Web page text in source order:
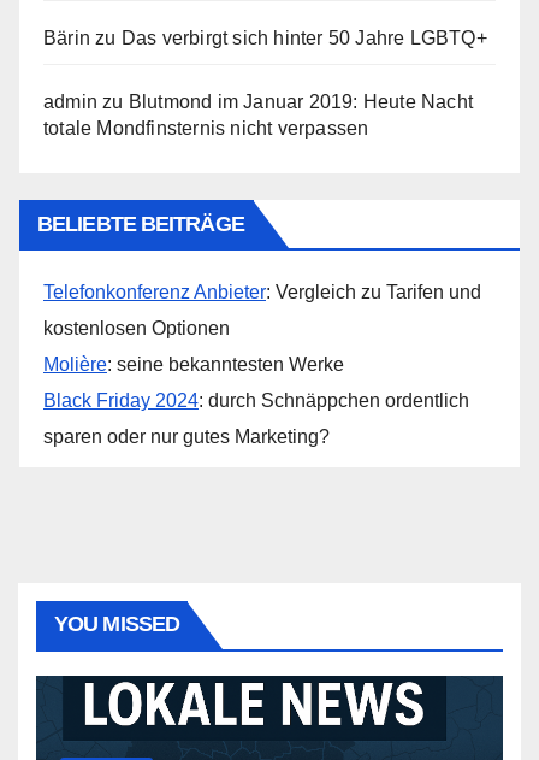
Bärin zu Das verbirgt sich hinter 50 Jahre LGBTQ+
admin zu Blutmond im Januar 2019: Heute Nacht
totale Mondfinsternis nicht verpassen
BELIEBTE BEITRÄGE
Telefonkonferenz Anbieter: Vergleich zu Tarifen und
kostenlosen Optionen
Molière: seine bekanntesten Werke
Black Friday 2024: durch Schnäppchen ordentlich
sparen oder nur gutes Marketing?
YOU MISSED